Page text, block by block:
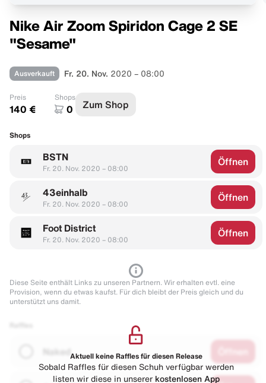
Nike Air Zoom Spiridon Cage 2 SE
"Sesame"
Ausverkauft Fr. 20. Nov. 2020 – 08:00
Preis
140 €
Shops
0 Zum Shop
Shops
BSTN
Fr. 20. Nov. 2020 – 08:00
Öffnen
43einhalb
Fr. 20. Nov. 2020 – 08:00
Öffnen
Foot District
Fr. 20. Nov. 2020 – 08:00
Öffnen
Diese Seite enthält Links zu unseren Partnern. Wir erhalten evtl. eine
Provision, wenn du etwas kaufst. Für dich bleibt der Preis gleich und du
unterstützt uns damit.
Naked Aktuell keine Raffles für diesen Release
Sobald Raffles für diesen Schuh verfügbar werden
listen wir diese in unserer kostenlosen App